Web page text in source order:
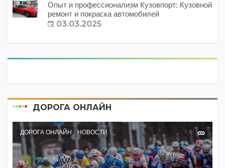
Опыт и профессионализм Кузовпорт: Кузовной
ремонт и покраска автомобилей
03.03.2025
ДОРОГА ОНЛАЙН
ДОРОГА ОНЛАЙН НОВОСТИ